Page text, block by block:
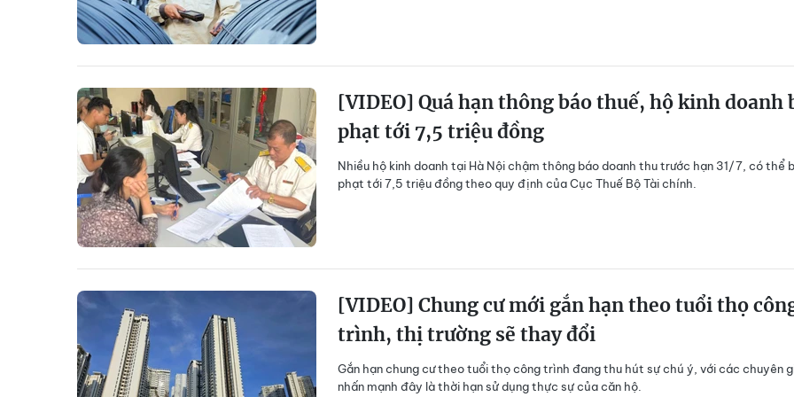
[VIDEO] Quá hạn thông báo thuế, hộ kinh doanh
phạt tới 7,5 triệu đồng
Nhiều hộ kinh doanh tại Hà Nội chậm thông báo doanh thu trước hạn 31/7, có thể
phạt tới 7,5 triệu đồng theo quy định của Cục Thuế Bộ Tài chính.
[VIDEO] Chung cư mới gắn hạn theo tuổi thọ
trình, thị trường sẽ thay đổi
Gắn hạn chung cư theo tuổi thọ công trình đang thu hút sự chú ý, với các chuyên
nhấn mạnh đây là thời hạn sử dụng thực sự của căn hộ.